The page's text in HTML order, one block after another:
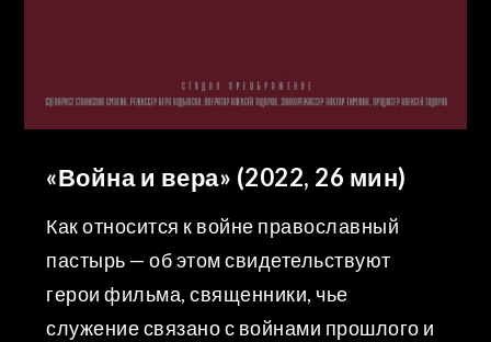
«Война и вера» (2022, 26 мин)
Как относится к войне православный
пастырь — об этом свидетельствуют
герои фильма, священники, чье
служение связано с войнами прошлого и